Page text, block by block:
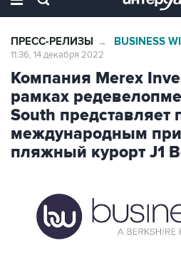
ПРЕСС-РЕЛИЗЫ → BUSINESS
11:36, 14 декабря 2022
Компания Merex
рамках
South
международным
пляжный курорт J1